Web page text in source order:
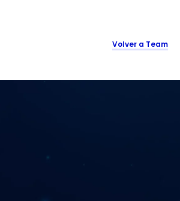
Volver a Team